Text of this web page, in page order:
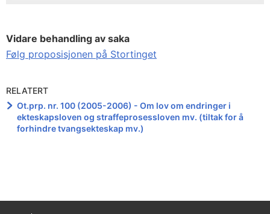
Vidare behandling av saka
Følg proposisjonen på Stortinget
RELATERT
Ot.prp. nr. 100 (2005-2006) - Om lov om endringer i
ekteskapsloven og straffe­prosessloven mv. (tiltak for å
forhindre tvangsekteskap mv.)